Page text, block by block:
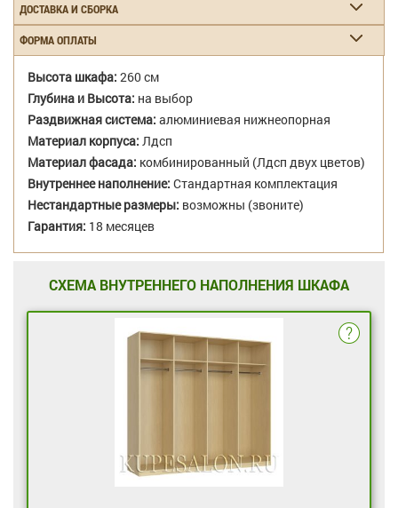
ДОСТАВКА И СБОРКА
ФОРМА ОПЛАТЫ
Высота шкафа: 260 см
Глубина и Высота: на выбор
Раздвижная система: алюминиевая нижнеопорная
Материал корпуса: Лдсп
Материал фасада: комбинированный (Лдсп двух цветов)
Внутреннее наполнение: Стандартная комплектация
Нестандартные размеры: возможны (звоните)
Гарантия: 18 месяцев
СХЕМА ВНУТРЕННЕГО НАПОЛНЕНИЯ ШКАФА